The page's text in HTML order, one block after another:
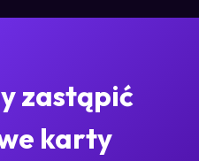
zastąpić
karty